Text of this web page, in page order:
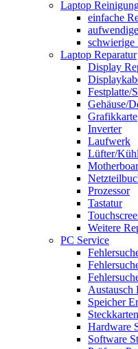
Laptop
einfache
schwierige
Laptop Reparatur
Display
Festplatte/
Gehäuse/
Grafikkarte
Inverter
Laufwerk
Lüfter/
Prozessor
Tastatur
Weitere
PC Service
Austausch
Speicher
Hardware
Software